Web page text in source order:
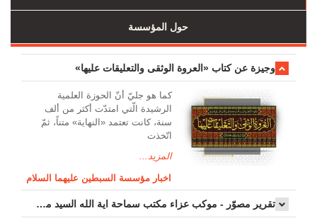
حول المؤسسة
وجیزة عن کتاب «العروة الوثقی والتعلیقات علیها»
کما هو جليّ أنّ الحوزة العلمیة
الرشیدة الّتي امتدّت أكثر من ألف
سنة، كانت تعتمد «النهاية» متناً، ثمّ
اتّخذت
المزيد...
اخبار مؤسسة السبطين عليهما السلام
تقرير مصوّر - موكب عزاء مکتب سماحة اية الله السيد مرتضى الموسوي الاصفهاني في يوم إستشهاد السيدة فاطم...